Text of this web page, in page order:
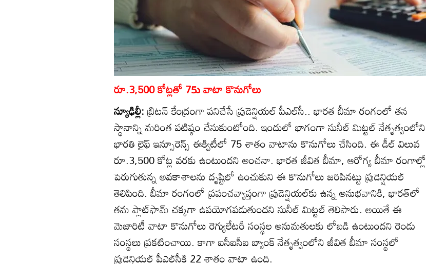
రూ.3,500 కోట్లతో 75ు వాటా కొనుగోలు
న్యూఢిల్లీ:బ్రిటన్‌ కేంద్రంగా పనిచేసే ప్రుడెన్షియల్‌ పీఎల్‌సీ.. భారత బీమా రంగంలో తన
స్థానాన్ని మరింత పటిష్ఠం చేసుకుంటోంది. ఇందులో భాగంగా సునీల్‌ మిట్టల్‌ నేతృత్వంలోని
భారతి లైఫ్‌ ఇన్సూరెన్స్‌ ఈక్విటీలో 75 శాతం వాటాను కొనుగోలు చేసింది. ఈ డీల్‌ విలువ
రూ.3,500 కోట్ల వరకు ఉంటుందని అంచనా. భారత జీవిత బీమా, ఆరోగ్య బీమా రంగాల్లో
పెరుగుతున్న అవకాశాలను దృష్టిలో ఉంచుకుని ఈ కొనుగోలు జరిపినట్టు ప్రుడెన్షియల్‌
తెలిపింది. బీమా రంగంలో ప్రపంచవ్యాప్తంగా ప్రుడెన్షియల్‌కు ఉన్న అనుభవానికి, భారత్‌లో
తమ ప్లాట్‌ఫామ్‌ చక్కగా ఉపయోగపడుతుందని సునీల్‌ మిట్టల్‌ తెలిపారు. అయితే ఈ
మెజారిటీ వాటా కొనుగోలు రెగ్యులేటరీ సంస్థల అనుమతులకు లోబడి ఉంటుందని రెండు
సంస్థలు ప్రకటించాయి. కాగా ఐసీఐసీఐ బ్యాంక్‌ నేతృత్వంలోని జీవిత బీమా సంస్థలో
ప్రుడెన్షియల్‌ పీఎల్‌సీకి 22 శాతం వాటా ఉంది.